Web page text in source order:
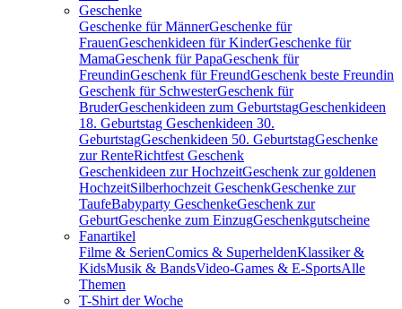
Geschenke
Geschenke für MännerGeschenke für
FrauenGeschenkideen für KinderGeschenke für
MamaGeschenk für PapaGeschenk für
FreundinGeschenk für FreundGeschenk beste Freundin
Geschenk für SchwesterGeschenk für
BruderGeschenkideen zum GeburtstagGeschenkideen
18. Geburtstag Geschenkideen 30.
GeburtstagGeschenkideen 50. GeburtstagGeschenke
zur RenteRichtfest Geschenk
Geschenkideen zur HochzeitGeschenk zur goldenen
HochzeitSilberhochzeit GeschenkGeschenke zur
TaufeBabyparty GeschenkeGeschenk zur
GeburtGeschenke zum EinzugGeschenkgutscheine
Fanartikel
Filme & SerienComics & SuperheldenKlassiker &
KidsMusik & BandsVideo-Games & E-SportsAlle
Themen
T-Shirt der Woche